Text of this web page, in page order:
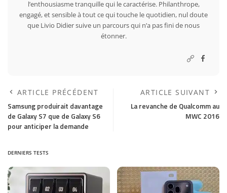
l’enthousiasme tranquille qui le caractérise. Philanthrope,
engagé, et sensible à tout ce qui touche le quotidien, nul doute
que Livio Didier suive un parcours qui n’a pas fini de nous
étonner.
ARTICLE PRÉCÉDENT
Samsung produirait davantage
de Galaxy S7 que de Galaxy S6
pour anticiper la demande
ARTICLE SUIVANT
La revanche de Qualcomm au
MWC 2016
DERNIERS TESTS